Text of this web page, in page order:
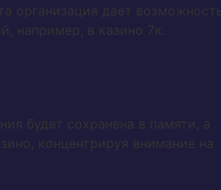
организация дает возможность
например, в казино 7к.
будет сохранена в памяти, а
концентрируя внимание на